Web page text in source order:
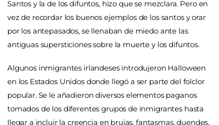
Santos y la de los difuntos, hizo que se mezclara. Pero en
vez de recordar los buenos ejemplos de los santos y orar
por los antepasados, se llenaban de miedo ante las
antiguas supersticiones sobre la muerte y los difuntos.
Algunos inmigrantes irlandeses introdujeron Halloween
en los Estados Unidos donde llegó a ser parte del folclor
popular. Se le añadieron diversos elementos paganos
tomados de los diferentes grupos de inmigrantes hasta
llegar a incluir la creencia en brujas, fantasmas, duendes,